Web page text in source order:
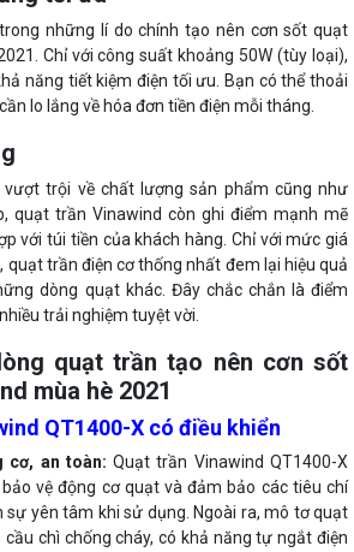
những lí do chính tạo nên cơn sốt quạt
Chỉ với công suất khoảng 50W (tùy loại),
năng tiết kiệm điện tối ưu. Bạn có thể thoải
lo lắng về hóa đơn tiền điện mỗi tháng.
vượt trội về chất lượng sản phẩm cũng như
quạt trần Vinawind còn ghi điểm mạnh mẽ
với túi tiền của khách hàng. Chỉ với mức giá
trần điện cơ thống nhất đem lại hiệu quả
dòng quạt khác. Đây chắc chắn là điểm
trải nghiệm tuyệt vời.
quạt trần tạo nên cơn sốt
mùa hè 2021
QT1400-X có điều khiển
cơ, an toàn: Quạt trần Vinawind QT1400-X
vệ động cơ quạt và đảm bảo các tiêu chí
sự yên tâm khi sử dụng. Ngoài ra, mô tơ quạt
chì chống cháy, có khả năng tự ngắt điện